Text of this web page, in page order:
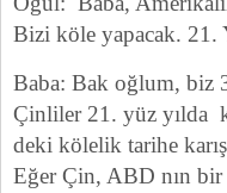
Bizi köle yapacak. 21.
Baba: Bak oğlum, biz
Çinliler 21. yüz yılda
deki kölelik tarihe
Eğer Çin, ABD nın bir